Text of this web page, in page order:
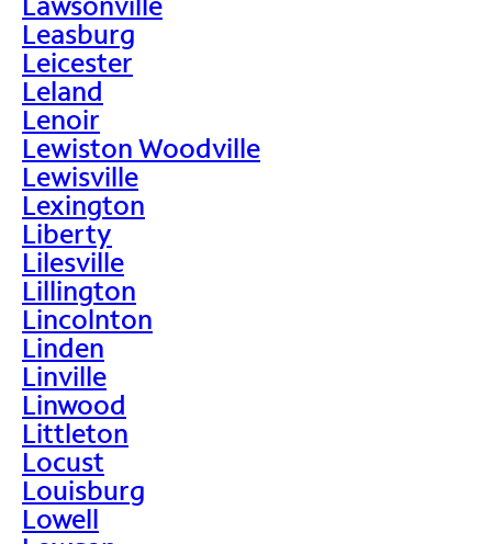
Leasburg
Leicester
Leland
Lenoir
Lewiston Woodville
Lewisville
Lexington
Liberty
Lilesville
Lillington
Lincolnton
Linden
Linville
Linwood
Littleton
Locust
Louisburg
Lowell